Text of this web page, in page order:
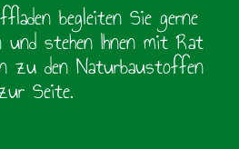
begleiten Sie gerne
und stehen Ihnen mit Rat
zu den Naturbaustoffen
Seite.